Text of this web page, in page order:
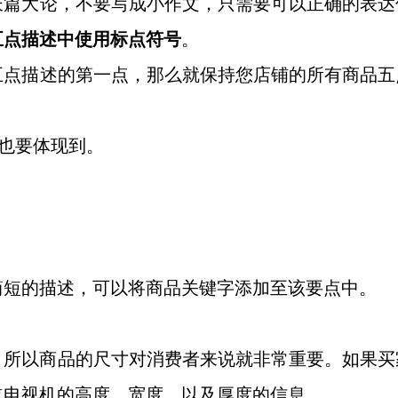
描述中使用标点符号。
描述的第一点，那么就保持您店铺的所有商品
要体现到。
的描述，可以将商品关键字添加至该要点中。
以商品的尺寸对消费者来说就非常重要。如果买